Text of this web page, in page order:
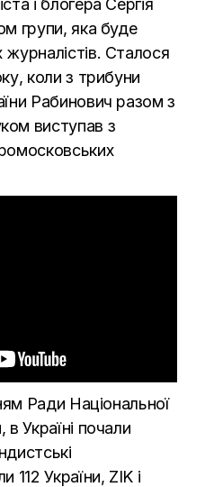
і блогера Сергія
групи, яка буде
Сталося
коли з трибуни
Рабинович разом з
виступав з
Ради Національної
Україні почали
112 України, ZIK і